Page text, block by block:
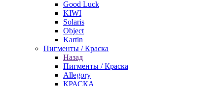
Good Luck
KIWI
Solaris
Object
Kartin
Пигменты / Краска
Назад
Пигменты / Краска
Allegory
КРАСКА